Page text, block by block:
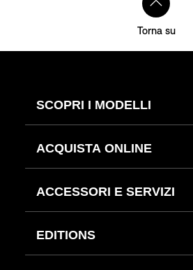
Torna su
SCOPRI I MODELLI
ACQUISTA ONLINE
ACCESSORI E SERVIZI
EDITIONS